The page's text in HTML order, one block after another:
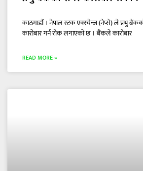
काठमाडौं । नेपाल स्टक एक्स्चेन्ज (नेप्से) ले प्रभु
कारोबार गर्न रोक लगाएको छ । बैंकले कारोबार
READ MORE »